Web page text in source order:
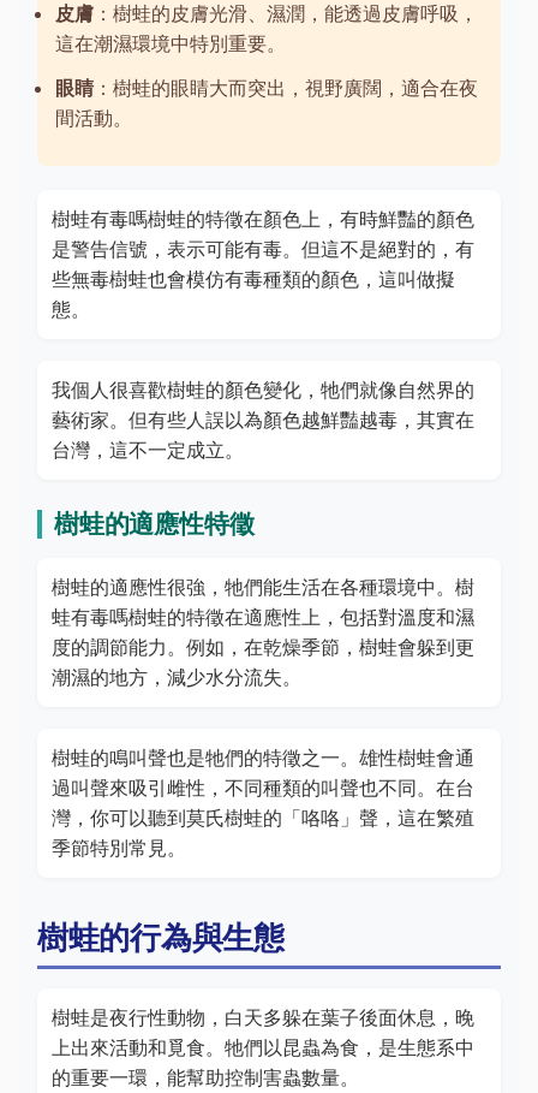
皮膚 ：樹蛙的皮膚光滑、濕潤，能透過皮膚呼吸，
這在潮濕環境中特別重要。
眼睛 ：樹蛙的眼睛大而突出，視野廣闊，適合在夜
間活動。
樹蛙有毒嗎樹蛙的特徵在顏色上，有時鮮豔的顏色
是警告信號，表示可能有毒。但這不是絕對的，有
些無毒樹蛙也會模仿有毒種類的顏色，這叫做擬
態。
我個人很喜歡樹蛙的顏色變化，牠們就像自然界的
藝術家。但有些人誤以為顏色越鮮豔越毒，其實在
台灣，這不一定成立。
樹蛙的適應性特徵
樹蛙的適應性很強，牠們能生活在各種環境中。樹
蛙有毒嗎樹蛙的特徵在適應性上，包括對溫度和濕
度的調節能力。例如，在乾燥季節，樹蛙會躲到更
潮濕的地方，減少水分流失。
樹蛙的鳴叫聲也是牠們的特徵之一。雄性樹蛙會通
過叫聲來吸引雌性，不同種類的叫聲也不同。在台
灣，你可以聽到莫氏樹蛙的「咯咯」聲，這在繁殖
季節特別常見。
樹蛙的行為與生態
樹蛙是夜行性動物，白天多躲在葉子後面休息，晚
上出來活動和覓食。牠們以昆蟲為食，是生態系中
的重要一環，能幫助控制害蟲數量。